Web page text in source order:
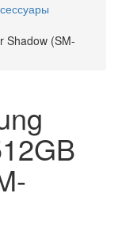
Shadow (SM-